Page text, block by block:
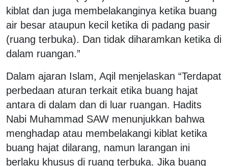
kiblat dan juga membelakanginya ketika buang
air besar ataupun kecil ketika di padang pasir
(ruang terbuka). Dan tidak diharamkan ketika di
dalam ruangan.”
Dalam ajaran Islam, Aqil menjelaskan “Terdapat
perbedaan aturan terkait etika buang hajat
antara di dalam dan di luar ruangan. Hadits
Nabi Muhammad SAW menunjukkan bahwa
menghadap atau membelakangi kiblat ketika
buang hajat dilarang, namun larangan ini
berlaku khusus di ruang terbuka. Jika buang